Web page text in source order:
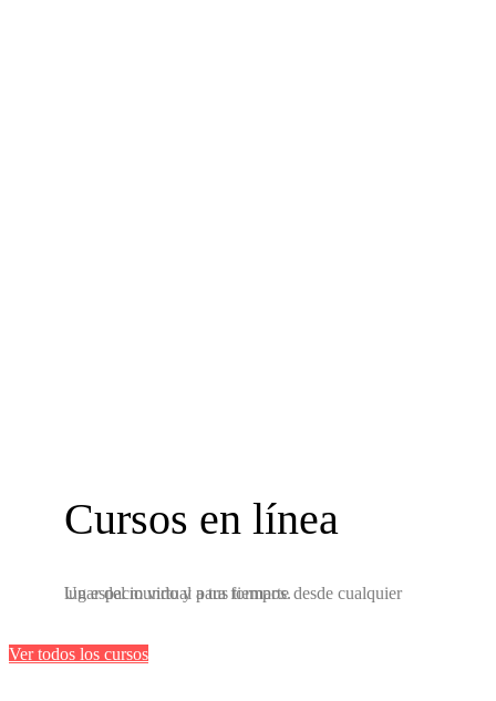
Cursos en línea
Un espacio virtual para formarte desde cualquier lugar del mundo y a tus tiempos.
Ver todos los cursos